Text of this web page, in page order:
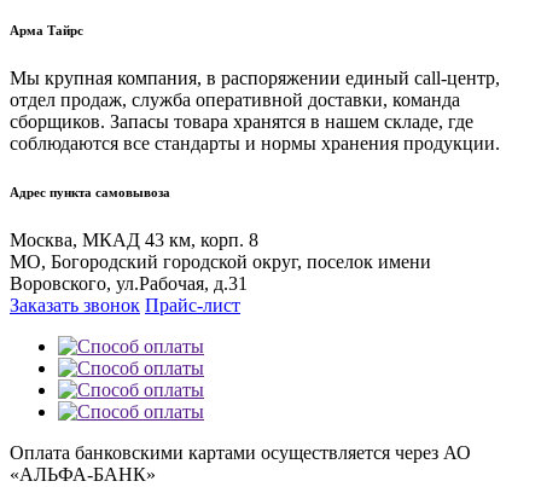
Арма Тайрс
Мы крупная компания, в распоряжении единый call-центр,
отдел продаж, служба оперативной доставки, команда
сборщиков. Запасы товара хранятся в нашем складе, где
соблюдаются все стандарты и нормы хранения продукции.
Адрес пункта самовывоза
Москва, МКАД 43 км, корп. 8
МО, Богородский городской округ, поселок имени
Воровского, ул.Рабочая, д.31
Заказать звонок Прайс-лист
Оплата банковскими картами осуществляется через АО
«АЛЬФА-БАНК»